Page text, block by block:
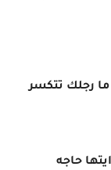
رجلك تتكسر
حاجه